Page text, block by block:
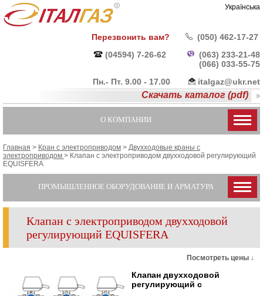
Українська
Перезвонить вам?
(050) 462-17-27
(04594) 7-26-62
(063) 233-21-48
(066) 033-55-75
Пн.- Пт. 9.00 - 17.00
italgaz@ukr.net
Скачать каталог (pdf)
О КОМПАНИИ
Главная > Кран с электроприводом > Двухходовые краны с
электроприводом > Клапан с электроприводом двухходовой регулирующий
EQUISFERA
ПРОМЫШЛЕННОЕ ОБОРУДОВАНИЕ И АРМАТУРА
Клапан с электроприводом двухходовой
регулирующий EQUISFERA
Посмотреть цены ↓
Клапан двухходовой
регулирующий с